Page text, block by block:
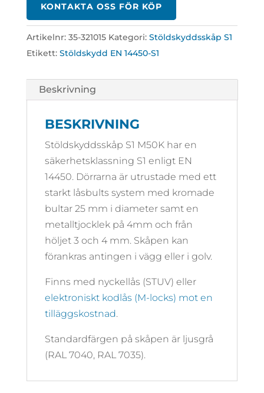
KONTAKTA OSS FÖR KÖP
Artikelnr: 35-321015 Kategori: Stöldskyddsskåp S1
Etikett: Stöldskydd EN 14450-S1
Beskrivning
BESKRIVNING
Stöldskyddsskåp S1 M50K har en
säkerhetsklassning S1 enligt EN
14450. Dörrarna är utrustade med ett
starkt låsbults system med kromade
bultar 25 mm i diameter samt en
metalltjocklek på 4mm och från
höljet 3 och 4 mm. Skåpen kan
förankras antingen i vägg eller i golv.
Finns med nyckellås (STUV) eller
elektroniskt kodlås (M-locks) mot en
tilläggskostnad.
Standardfärgen på skåpen är ljusgrå
(RAL 7040, RAL 7035).